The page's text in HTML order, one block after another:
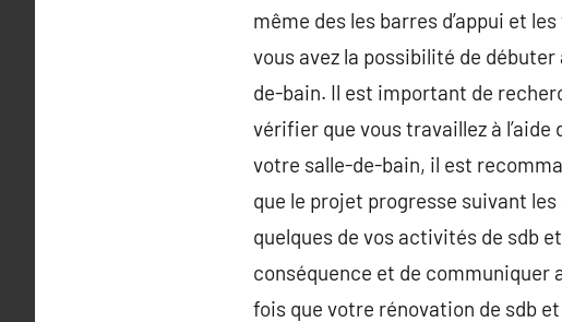
même des les barres d’appui et
vous avez la possibilité de
de-bain. Il est important de
vérifier que vous travaillez à
votre salle-de-bain, il est
que le projet progresse suivant
quelques de vos activités de sdb
conséquence et de
fois que votre rénovation de sdb